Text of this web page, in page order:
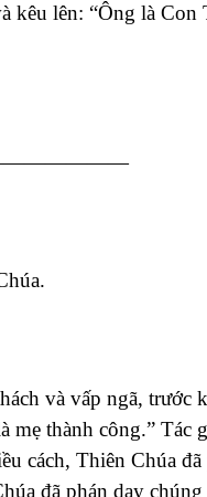
kêu lên: “Ông là Con
và vấp ngã, trước
thành công.” Tác
cách, Thiên Chúa đã
đã phán dạy